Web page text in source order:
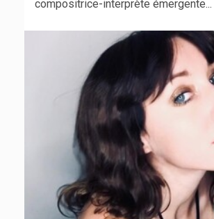
compositrice-interprète émergente...